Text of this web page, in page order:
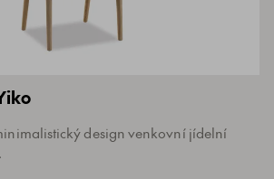
design venkovní jídelní